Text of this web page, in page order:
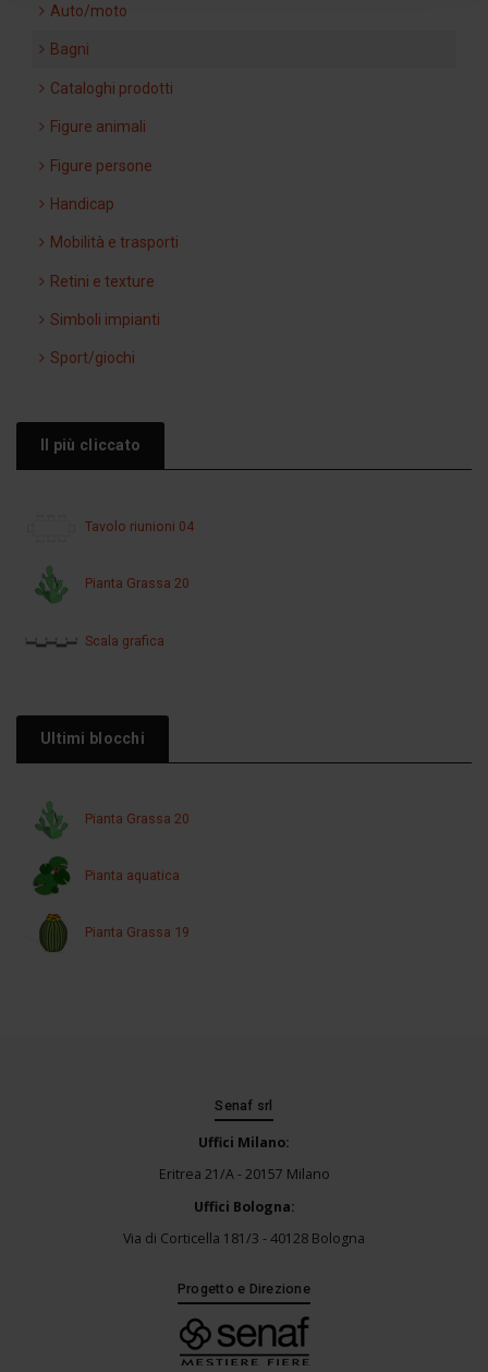
Auto/moto
Bagni
Cataloghi prodotti
Figure animali
Figure persone
Handicap
Mobilità e trasporti
Retini e texture
Simboli impianti
Sport/giochi
Il più cliccato
Tavolo riunioni 04
Pianta Grassa 20
Scala grafica
Ultimi blocchi
Pianta Grassa 20
Pianta aquatica
Pianta Grassa 19
Senaf srl
Uffici Milano:
Eritrea 21/A - 20157 Milano
Uffici Bologna:
Via di Corticella 181/3 - 40128 Bologna
Progetto e Direzione